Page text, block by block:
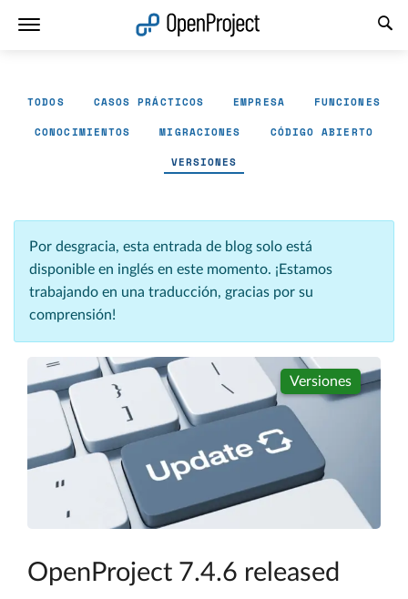
TODOS CASOS PRÁCTICOS EMPRESA FUNCIONES
CONOCIMIENTOS MIGRACIONES CÓDIGO ABIERTO
VERSIONES
Por desgracia, esta entrada de blog solo está
disponible en inglés en este momento. ¡Estamos
trabajando en una traducción, gracias por su
comprensión!
Versiones
OpenProject 7.4.6 released
Abrir vínculo en un nuevo panel